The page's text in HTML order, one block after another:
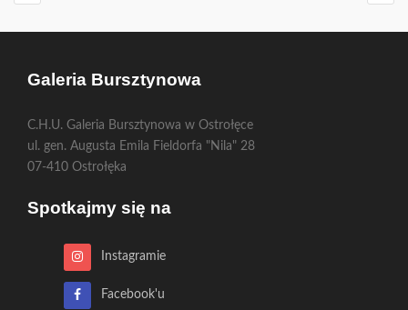
Galeria Bursztynowa
C.H.U. Galeria Bursztynowa w Ostrołęce
ul. gen. Augusta Emila Fieldorfa "Nila" 28
07-410 Ostrołęka
Spotkajmy się na
Instagramie
Facebook'u